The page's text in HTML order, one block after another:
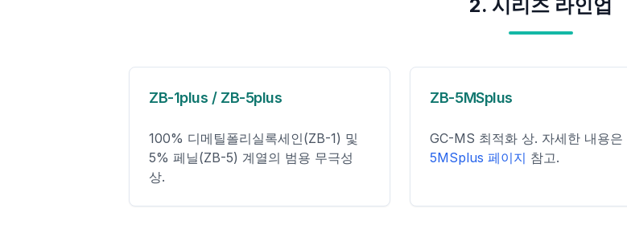
2. 시리즈 라인업
ZB-1plus / ZB-5plus
100% 디메틸폴리실록세인(ZB-1) 및
5% 페닐(ZB-5) 계열의 범용 무극성
상.
ZB-5MSplus
GC-MS 최적화 상. 자세한 내용은
5MSplus 페이지 참고.